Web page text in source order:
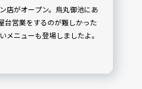
店がオープン。烏丸御池にあ
台営業をするのが難しかった
ニューも登場しましたよ。